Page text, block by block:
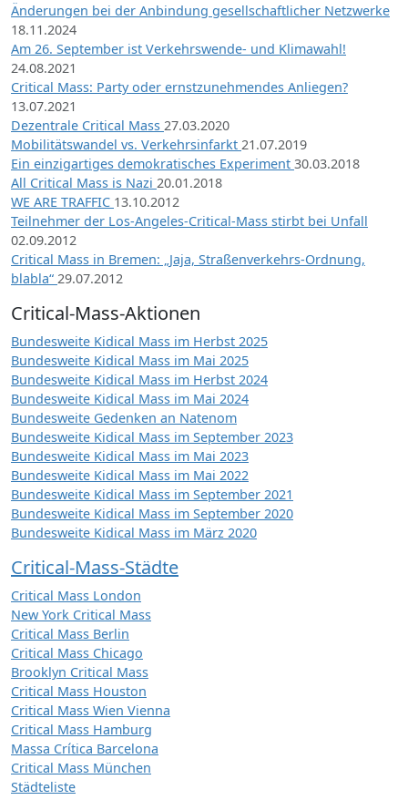
Änderungen bei der Anbindung gesellschaftlicher Netzwerke
18.11.2024
Am 26. September ist Verkehrswende- und Klimawahl!
24.08.2021
Critical Mass: Party oder ernstzunehmendes Anliegen?
13.07.2021
Dezentrale Critical Mass 27.03.2020
Mobilitätswandel vs. Verkehrsinfarkt 21.07.2019
Ein einzigartiges demokratisches Experiment 30.03.2018
All Critical Mass is Nazi 20.01.2018
WE ARE TRAFFIC 13.10.2012
Teilnehmer der Los-Angeles-Critical-Mass stirbt bei Unfall
02.09.2012
Critical Mass in Bremen: „Jaja, Straßenverkehrs-Ordnung,
blabla“ 29.07.2012
Critical-Mass-Aktionen
Bundesweite Kidical Mass im Herbst 2025
Bundesweite Kidical Mass im Mai 2025
Bundesweite Kidical Mass im Herbst 2024
Bundesweite Kidical Mass im Mai 2024
Bundesweite Gedenken an Natenom
Bundesweite Kidical Mass im September 2023
Bundesweite Kidical Mass im Mai 2023
Bundesweite Kidical Mass im Mai 2022
Bundesweite Kidical Mass im September 2021
Bundesweite Kidical Mass im September 2020
Bundesweite Kidical Mass im März 2020
Critical-Mass-Städte
Critical Mass London
New York Critical Mass
Critical Mass Berlin
Critical Mass Chicago
Brooklyn Critical Mass
Critical Mass Houston
Critical Mass Wien Vienna
Critical Mass Hamburg
Massa Crítica Barcelona
Critical Mass München
Städteliste